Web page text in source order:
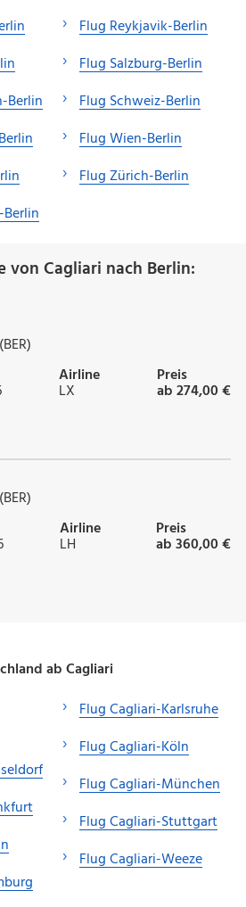
Berlin
Flug Reykjavik-Berlin
Flug Salzburg-Berlin
Flug Schweiz-Berlin
Flug Wien-Berlin
Flug Zürich-Berlin
von Cagliari nach Berlin:
Airline
LX
Preis
ab 274,00 €
Airline
LH
Preis
ab 360,00 €
ab Cagliari
Flug Cagliari-Karlsruhe
Flug Cagliari-Köln
Flug Cagliari-München
Flug Cagliari-Stuttgart
Flug Cagliari-Weeze